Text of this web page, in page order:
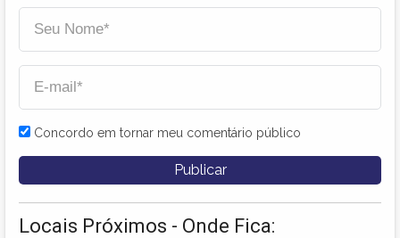
Concordo em tornar meu comentário público
Locais Próximos - Onde Fica: